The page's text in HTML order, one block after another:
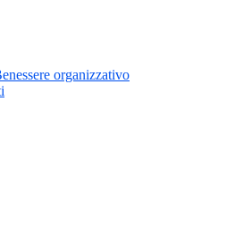
organizzativo